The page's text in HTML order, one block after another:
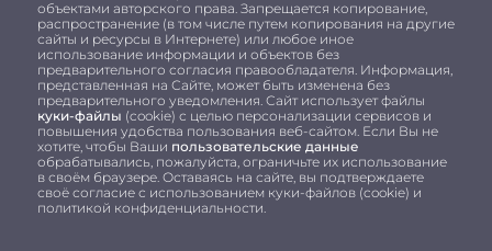
объектами авторского права. Запрещается копирование,
распространение (в том числе путем копирования на другие
сайты и ресурсы в Интернете) или любое иное
использование информации и объектов без
предварительного согласия правообладателя. Информация,
представленная на Сайте, может быть изменена без
предварительного уведомления. Сайт использует файлы
куки-файлы (cookie) с целью персонализации сервисов и
повышения удобства пользования веб-сайтом. Если Вы не
хотите, чтобы Ваши пользовательские данные
обрабатывались, пожалуйста, ограничьте их использование
в своём браузере. Оставаясь на сайте, вы подтверждаете
своё согласие с использованием куки-файлов (cookie) и
политикой конфиденциальности.